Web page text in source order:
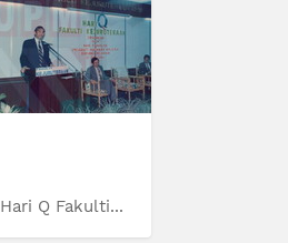
Hari Q Fakulti...